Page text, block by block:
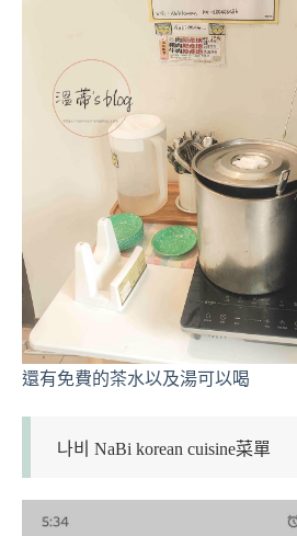
還有免費的茶水以及湯可以喝
나비 NaBi korean cuisine菜單